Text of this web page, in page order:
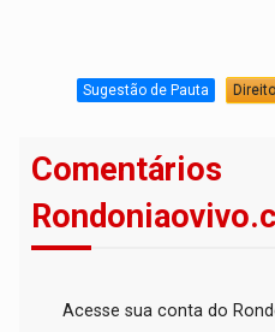
Sugestão de Pauta
Comentários
Acesse sua conta do